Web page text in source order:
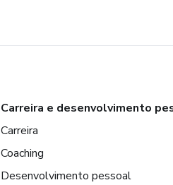
Carreira e desenvolvimento
Carreira
Coaching
Desenvolvimento pessoal